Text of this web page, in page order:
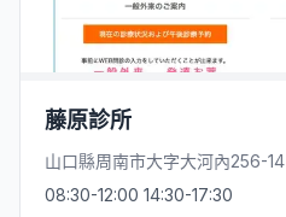
藤原診所
山口縣周南市大字大河內256-14
08:30-12:00 14:30-17:30